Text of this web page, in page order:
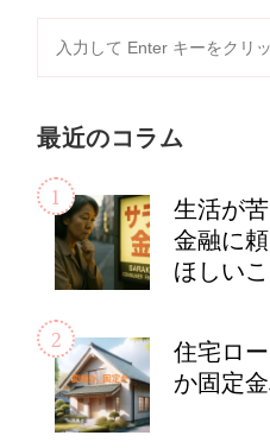
索
象:
最近のコラム
生活が
金融に
ほしい
住宅ロ
か固定